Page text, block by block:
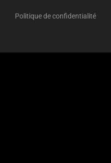
Politique de confidentialité